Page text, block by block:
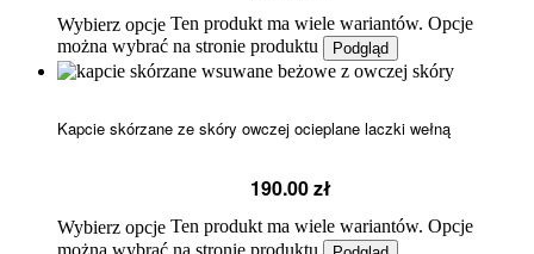
Wybierz opcje Ten produkt ma wiele wariantów. Opcje
można wybrać na stronie produktu
Podgląd
Kapcie skórzane ze skóry owczej ocieplane laczki wełną
190.00zł
Wybierz opcje Ten produkt ma wiele wariantów. Opcje
można wybrać na stronie produktu